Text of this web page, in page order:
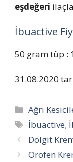
eşdeğeri
İbuactive
50 gram tüp :
31.08.2020
Categories
Ağrı
Tags
İbuactive,
Dolgit
Orofen